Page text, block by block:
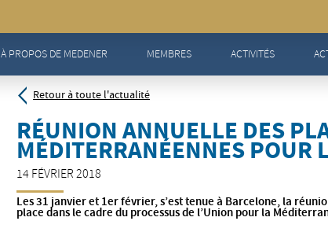
À PROPOS DE MEDENER MEMBRES ACTIVITÉS
Accueil> Actualités - Toute l'actualité >Réunion annuelle des plateformes Euro-
Retour à toute l'actualité
RÉUNION ANNUELLE DES
MÉDITERRANÉENNES POUR
14 FÉVRIER 2018
Les 31 janvier et 1er février, s’est tenue à Barcelone, la
place dans le cadre du processus de l’Union pour la